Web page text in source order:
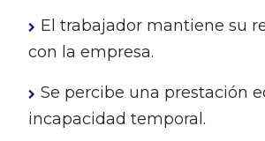
El trabajador mantiene su
con la empresa.
Se percibe una prestación
incapacidad temporal.